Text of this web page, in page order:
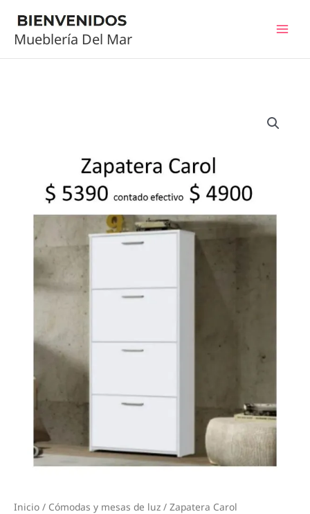
contenido
Mueblería Del Mar
Inicio / Cómodas y mesas de luz / Zapatera Carol